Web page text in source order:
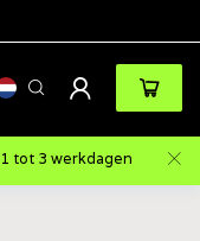
tot 3 werkdagen